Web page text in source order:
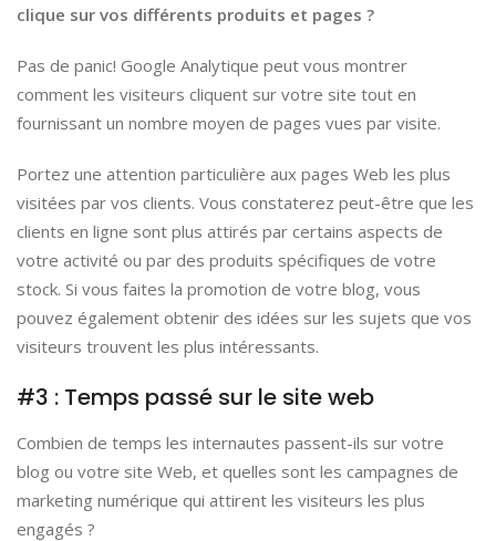
clique sur vos différents produits et pages ?
Pas de panic! Google Analytique peut vous montrer
comment les visiteurs cliquent sur votre site tout en
fournissant un nombre moyen de pages vues par visite.
Portez une attention particulière aux pages Web les plus
visitées par vos clients. Vous constaterez peut-être que les
clients en ligne sont plus attirés par certains aspects de
votre activité ou par des produits spécifiques de votre
stock. Si vous faites la promotion de votre blog, vous
pouvez également obtenir des idées sur les sujets que vos
visiteurs trouvent les plus intéressants.
#3 : Temps passé sur le site web
Combien de temps les internautes passent-ils sur votre
blog ou votre site Web, et quelles sont les campagnes de
marketing numérique qui attirent les visiteurs les plus
engagés ?